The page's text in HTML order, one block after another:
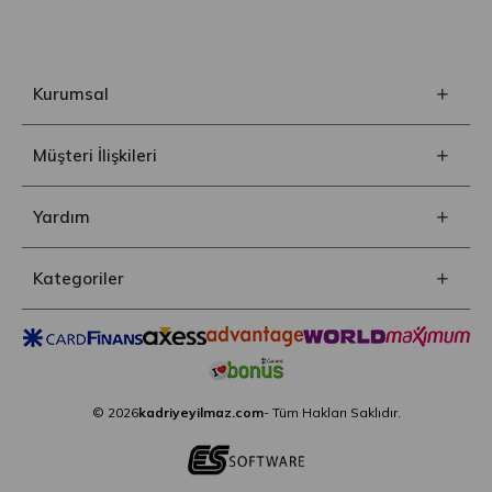
Kurumsal
Müşteri İlişkileri
Yardım
Kategoriler
© 2026kadriyeyilmaz.com- Tüm Hakları Saklıdır.